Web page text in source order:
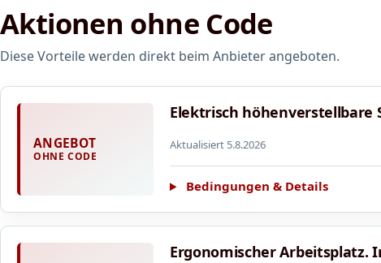
Aktionen ohne Code
Diese Vorteile werden direkt beim Anbieter angeboten.
ANGEBOT
OHNE CODE
Elektrisch höhenverstellbare
Aktualisiert 5.8.2026
Bedingungen & Details
Ergonomischer Arbeitsplatz.